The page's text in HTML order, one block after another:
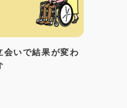
いで結果が変わ